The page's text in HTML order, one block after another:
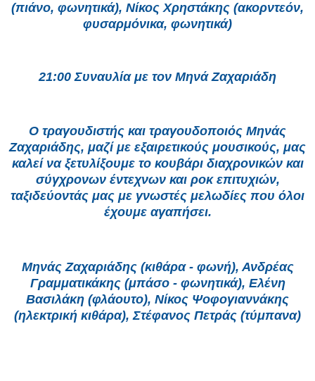
(πιάνο, φωνητικά), Νίκος Χρηστάκης (ακορντεόν,
φυσαρμόνικα, φωνητικά)
21:00 Συναυλία με τον Μηνά Ζαχαριάδη
Ο τραγουδιστής και τραγουδοποιός Μηνάς
Ζαχαριάδης, μαζί με εξαιρετικούς μουσικούς, μας
καλεί να ξετυλίξουμε το κουβάρι διαχρονικών και
σύγχρονων έντεχνων και ροκ επιτυχιών,
ταξιδεύοντάς μας με γνωστές μελωδίες που όλοι
έχουμε αγαπήσει.
Μηνάς Ζαχαριάδης (κιθάρα - φωνή), Ανδρέας
Γραμματικάκης (μπάσο - φωνητικά), Ελένη
Βασιλάκη (φλάουτο), Νίκος Ψοφογιαννάκης
(ηλεκτρική κιθάρα), Στέφανος Πετράς (τύμπανα)